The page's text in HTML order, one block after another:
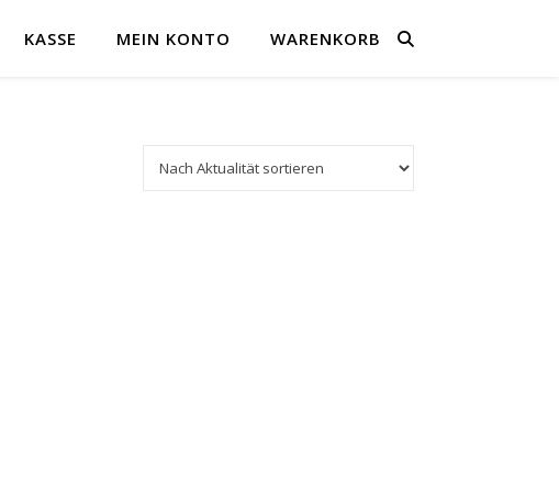
KASSE MEIN KONTO WARENKORB